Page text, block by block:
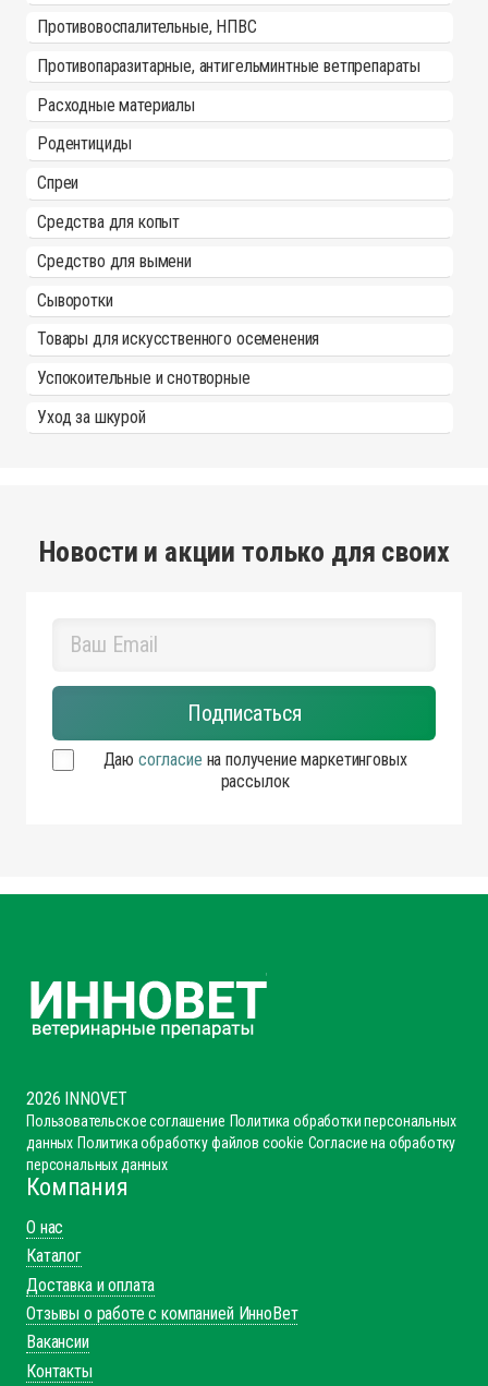
Противовоспалительные, НПВС
Противопаразитарные, антигельминтные ветпрепараты
Расходные материалы
Родентициды
Спреи
Средства для копыт
Средство для вымени
Сыворотки
Товары для искусственного осеменения
Успокоительные и снотворные
Уход за шкурой
Новости и акции только для своих
Даю согласие на получение маркетинговых
рассылок
2026 INNOVET
Пользовательское соглашение Политика обработки персональных
данных Политика обработку файлов cookie Согласие на обработку
персональных данных
Компания
О нас
Каталог
Доставка и оплата
Отзывы о работе с компанией ИнноВет
Вакансии
Контакты